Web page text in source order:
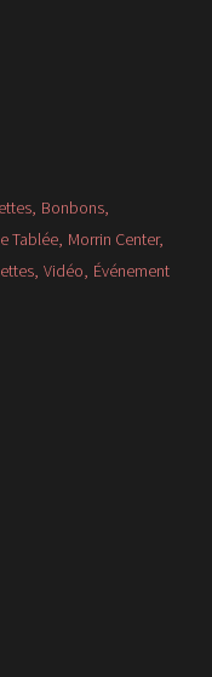
Bonbons
Tablée Morrin Center
Vidéo Événement